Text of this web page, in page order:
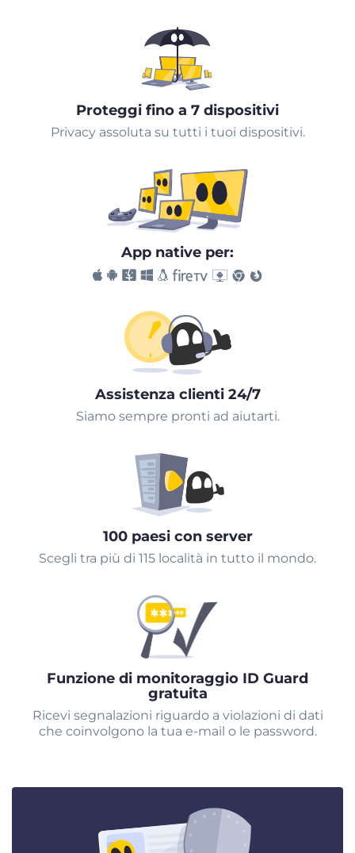
Proteggi fino a 7 dispositivi
Privacy assoluta su tutti i tuoi dispositivi.
App native per:
Assistenza clienti 24/7
Siamo sempre pronti ad aiutarti.
100 paesi con server
Scegli tra più di 115 località in tutto il mondo.
Funzione di monitoraggio ID Guard
gratuita
Ricevi segnalazioni riguardo a violazioni di dati
che coinvolgono la tua e-mail o le password.